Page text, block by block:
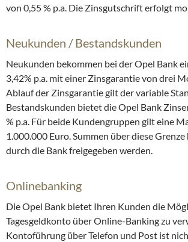
von 0,55 % p.a. Die Zinsgutschrift erfolgt
Neukunden / Bestandskunden
Neukunden bekommen bei der Opel Bank
3,42% p.a. mit einer Zinsgarantie von drei
Ablauf der Zinsgarantie gilt der variable
Bestandskunden bietet die Opel Bank
% p.a. Für beide Kundengruppen gilt eine
1.000.000 Euro. Summen über diese
durch die Bank freigegeben werden.
Onlinebanking
Die Opel Bank bietet Ihren Kunden die
Tagesgeldkonto über Online-Banking zu
Kontoführung über Telefon und Post ist